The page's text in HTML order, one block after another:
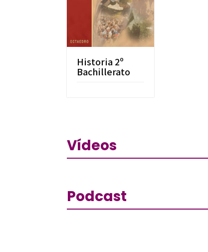
Historia 2º
Bachillerato
Vídeos
Podcast